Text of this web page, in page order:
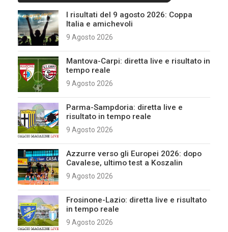
I risultati del 9 agosto 2026: Coppa
Italia e amichevoli
9 Agosto 2026
Mantova-Carpi: diretta live e risultato in
tempo reale
9 Agosto 2026
Parma-Sampdoria: diretta live e
risultato in tempo reale
9 Agosto 2026
Azzurre verso gli Europei 2026: dopo
Cavalese, ultimo test a Koszalin
9 Agosto 2026
Frosinone-Lazio: diretta live e risultato
in tempo reale
9 Agosto 2026